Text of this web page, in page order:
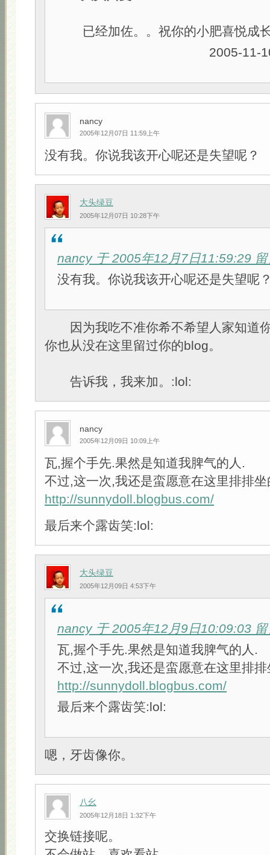
已经加佐。。祝你的小肥喜悦成
2005-11-10
nancy
2005年12月07日 11:59上午
没有我。你说我该开心呢还是失望呢？
大头绿豆
2005年12月07日 10:28下午
nancy 于 2005年12月7日11:59:29
没有我。你说我该开心呢还是失望呢
因为我吃不准你希不希望人家知道
你也从没在这里留过你的blog。
告诉我，我来加。:lol:
nancy
2005年12月09日 10:09上午
瓦,握个手先.果然是知道我脾气的人.
不过,这一次,我还是蛮愿意在这里排排
http://sunnydoll.blogbus.com/
最后来个露齿笑:lol:
大头绿豆
2005年12月09日 4:53下午
nancy 于 2005年12月9日10:09:03
瓦,握个手先.果然是知道我脾气的人.
不过,这一次,我还是蛮愿意在这里排
http://sunnydoll.blogbus.com/
最后来个露齿笑:lol:
嗯，牙齿像你。
八幺
2005年12月18日 1:32下午
交换链接呢。